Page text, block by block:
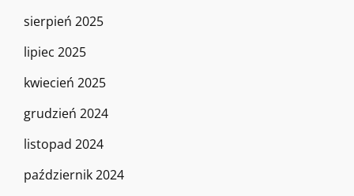
sierpień 2025
lipiec 2025
kwiecień 2025
grudzień 2024
listopad 2024
październik 2024